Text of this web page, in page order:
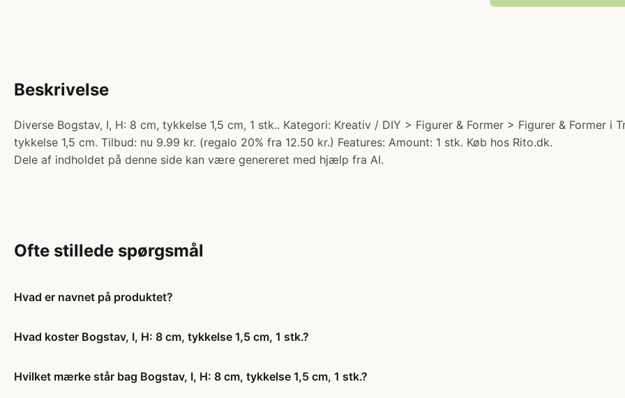
Beskrivelse
Diverse Bogstav, I, H: 8 cm, tykkelse 1,5 cm, 1 stk.. Kategori: Kreativ / DIY > Figurer & Former > Figurer &
tykkelse 1,5 cm. Tilbud: nu 9.99 kr. (regalo 20% fra 12.50 kr.) Features: Amount: 1 stk. Køb hos Rito.dk.
Dele af indholdet på denne side kan være genereret med hjælp fra AI.
Ofte stillede spørgsmål
Hvad er navnet på produktet?
Hvad koster Bogstav, I, H: 8 cm, tykkelse 1,5 cm, 1 stk.?
Hvilket mærke står bag Bogstav, I, H: 8 cm, tykkelse 1,5 cm, 1 stk.?